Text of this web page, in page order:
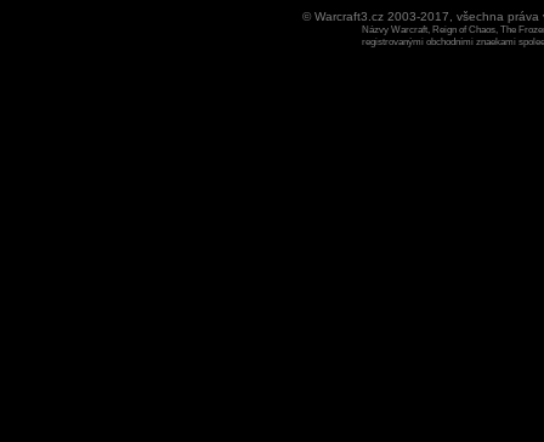
© Warcraft3.cz 2003-2017, všechna
Názvy Warcraft, Reign of Chaos, The
registrovanými obchodními znaekami